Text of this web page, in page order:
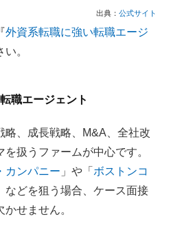
出典： 公式サイト
外資系転職に強い転職エージ
。
職エージェント
略、成長戦略、M&A、全社改
扱うファームが中心です。
カンパニー 」や「 ボストンコ
などを狙う場合、ケース面接
せません。